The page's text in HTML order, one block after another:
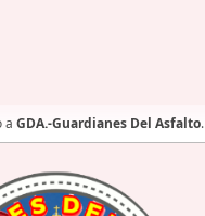
a GDA.-Guardianes Del Asfalto.